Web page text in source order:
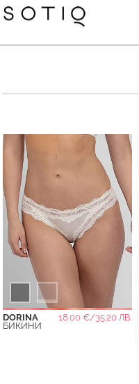
DORINA
18.00 €/35.20 ЛВ.
БИКИНИ